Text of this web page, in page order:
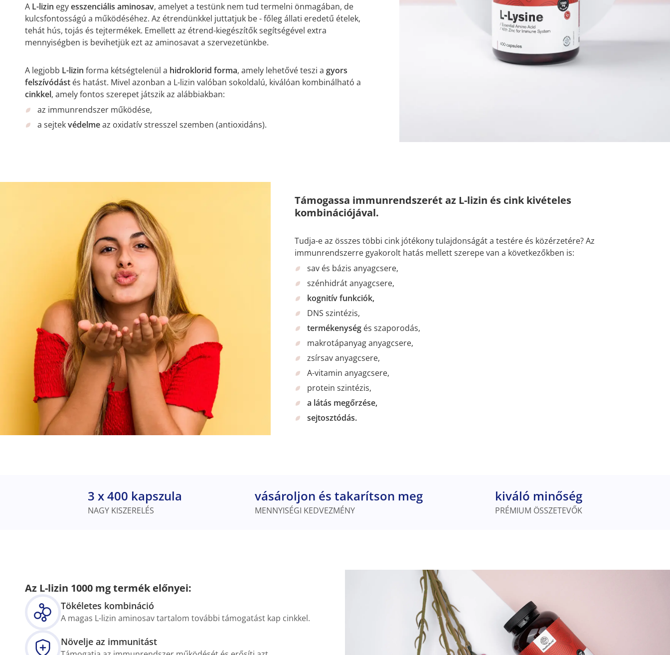
A L-lizin egyesszenciális aminosav, amelyet a testünk nem tud termelni önmagában, de
kulcsfontosságú a működéséhez. Az étrendünkkel juttatjuk be - főleg állati eredetű ételek,
tehát hús, tojás és tejtermékek. Emellett az étrend-kiegészítők segítségével extra
mennyiségben is bevihetjük ezt az aminosavat a szervezetünkbe.
A legjobb L-lizin forma kétségtelenül a hidroklorid forma, amely lehetővé teszi a gyors
felszívódást és hatást. Mivel azonban a L-lizin valóban sokoldalú, kiválóan kombinálható a
cinkkel, amely fontos szerepet játszik az alábbiakban:
az immunrendszer működése,
a sejtekvédelmeaz oxidatív stresszel szemben (antioxidáns).
Támogassa immunrendszerét az L-lizin és cink kivételes
kombinációjával.
Tudja-e az összes többi cink jótékony tulajdonságát a testére és közérzetére? Az
immunrendszerre gyakorolt hatás mellett szerepe van a következőkben is:
sav és bázis anyagcsere,
szénhidrát anyagcsere,
kognitív funkciók,
DNS szintézis,
termékenység és szaporodás,
makrotápanyag anyagcsere,
zsírsav anyagcsere,
A-vitamin anyagcsere,
protein szintézis,
a látás megőrzése,
sejtosztódás.
3 x 400 kapszula
NAGY KISZERELÉS
vásároljon és takarítson meg
MENNYISÉGI KEDVEZMÉNY
kiváló minőség
PRÉMIUM ÖSSZETEVŐK
Az L-lizin 1000 mg termék előnyei:
Tökéletes kombináció
A magas L-lizin aminosav tartalom további támogatást kap cinkkel.
Növelje az immunitást